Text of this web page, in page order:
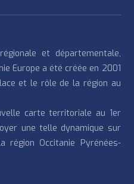
et départementale,
Europe a été créée en 2001
et le rôle de la région au
carte territoriale au 1er
une telle dynamique sur
région Occitanie Pyrénées-